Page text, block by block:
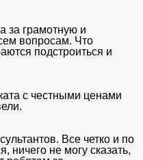
за грамотную и
вопросам. Что
подстроиться и
с честными ценами
Все четко и по
ничего не могу сказать,